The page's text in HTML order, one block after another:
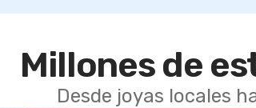
Millones de
Desde joyas locales